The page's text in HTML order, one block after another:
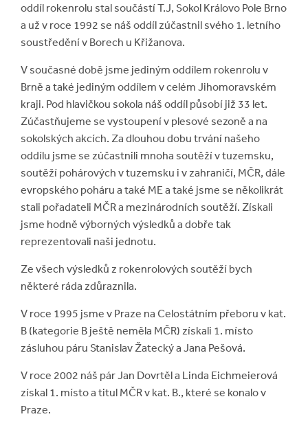
oddíl rokenrolu stal součástí T.J, Sokol Královo Pole Brno
a už v roce 1992 se náš oddíl zúčastnil svého 1. letního
soustředění v Borech u Křižanova.
V současné době jsme jediným oddílem rokenrolu v
Brně a také jediným oddílem v celém Jihomoravském
kraji. Pod hlavičkou sokola náš oddíl působí již 33 let.
Zúčastňujeme se vystoupení v plesové sezoně a na
sokolských akcích. Za dlouhou dobu trvání našeho
oddílu jsme se zúčastnili mnoha soutěží v tuzemsku,
soutěží pohárových v tuzemsku i v zahraničí, MČR, dále
evropského poháru a také ME a také jsme se několikrát
stali pořadateli MČR a mezinárodních soutěží. Získali
jsme hodně výborných výsledků a dobře tak
reprezentovali naši jednotu.
Ze všech výsledků z rokenrolových soutěží bych
některé ráda zdůraznila.
V roce 1995 jsme v Praze na Celostátním přeboru v kat.
B (kategorie B ještě neměla MČR) získali 1. místo
zásluhou páru Stanislav Žatecký a Jana Pešová.
V roce 2002 náš pár Jan Dovrtěl a Linda Eichmeierová
získal 1. místo a titul MČR v kat. B., které se konalo v
Praze.